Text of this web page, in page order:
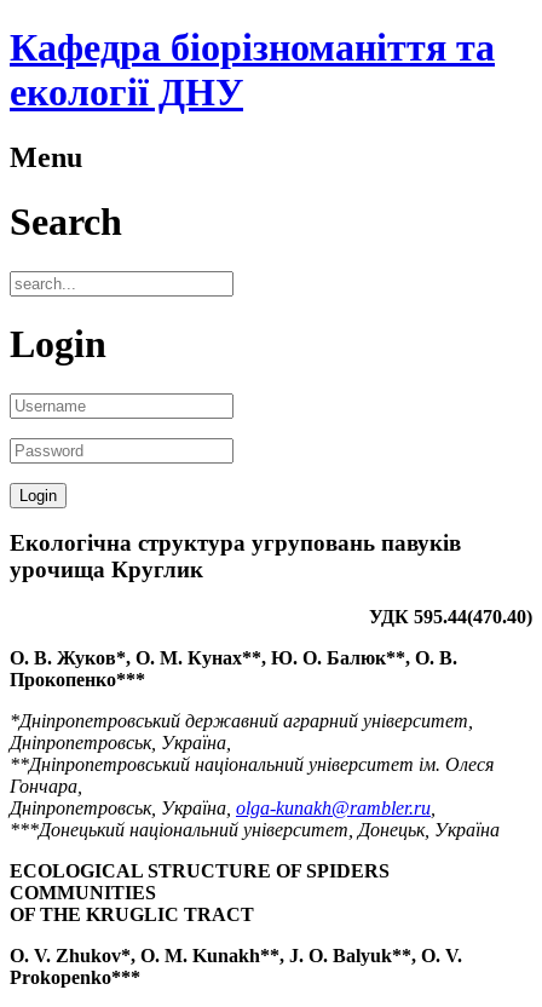
Кафедра біорізноманіття та
екології ДНУ
Menu
Search
Login
Екологічна структура угруповань павуків
урочища Круглик
УДК 595.44(470.40)
О. В. Жуков*, О. М. Кунах**, Ю. О. Балюк**, О. В.
Прокопенко***
*Дніпропетровський державний аграрний університет,
Дніпропетровськ, Україна,
**Дніпропетровський національний університет ім. Олеся
Гончара,
Дніпропетровськ, Україна, olga-kunakh@rambler.ru
***Донецький національний університет, Донецьк, Україна
ECOLOGICAL STRUCTURE OF SPIDERS
COMMUNITIES
OF THE KRUGLIC TRACT
O. V. Zhukov*, O. M. Kunakh**, J. O. Balyuk**, O. V.
Prokopenko***